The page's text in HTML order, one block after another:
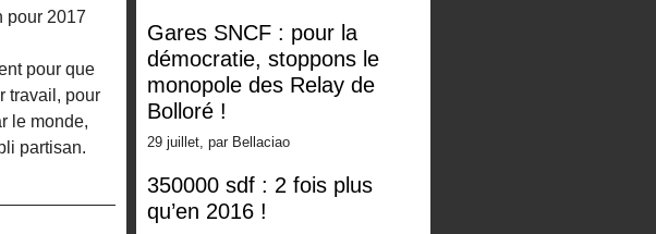
pour 2017
pour que
travail, pour
le monde,
partisan.
Gares SNCF : pour la
démocratie, stoppons le
monopole des Relay de
Bolloré !
29 juillet, par Bellaciao
350000 sdf : 2 fois plus
qu’en 2016 !